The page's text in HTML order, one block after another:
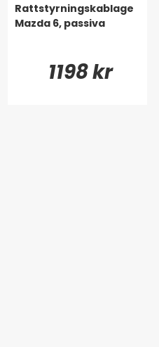
Rattstyrningskablage
Mazda 6, passiva
1198 kr